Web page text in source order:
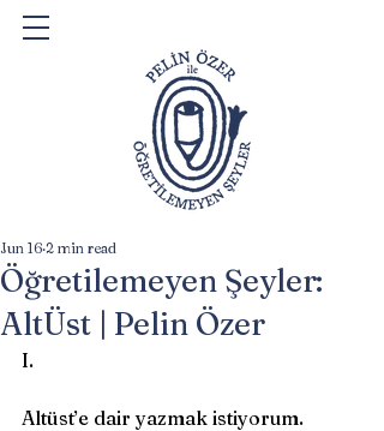
Öğretilemeyen Şeyler:
AltÜst | Pelin Özer
Jun 16 2 min read
I.
Altüst’e dair yazmak istiyorum.